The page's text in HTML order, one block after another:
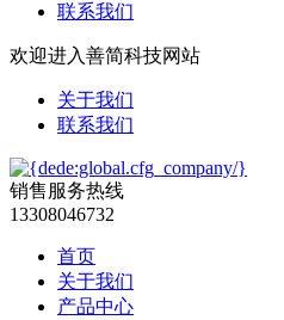
联系我们
欢迎进入善简科技网站
关于我们
联系我们
销售服务热线
13308046732
首页
关于我们
产品中心